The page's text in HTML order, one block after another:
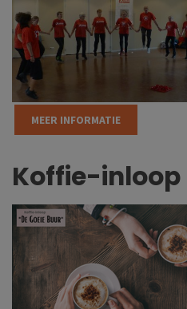
MEER INFORMATIE
Koffie-inloop